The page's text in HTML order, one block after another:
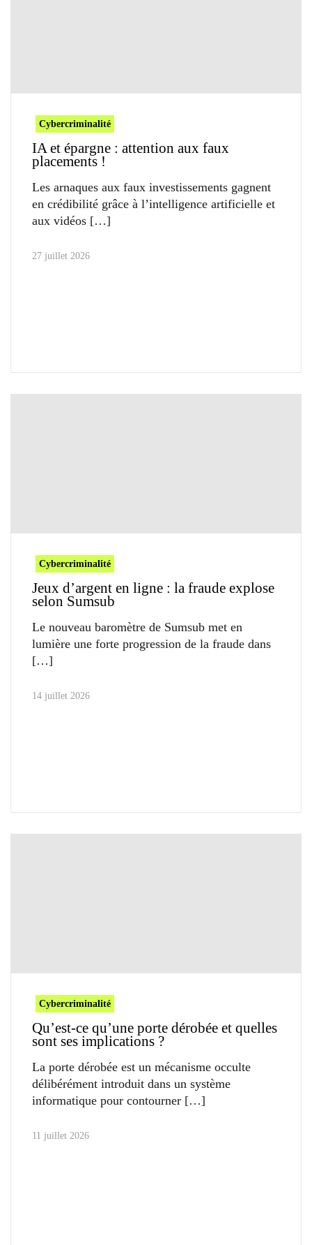
Cybercriminalité
IA et épargne : attention aux faux
placements !
Les arnaques aux faux investissements gagnent
en crédibilité grâce à l’intelligence artificielle et
aux vidéos
27 juillet 2026
Cybercriminalité
Jeux d’argent en ligne : la fraude explose
selon Sumsub
Le nouveau baromètre de Sumsub met en
lumière une forte progression de la fraude dans
14 juillet 2026
Cybercriminalité
Qu’est-ce qu’une porte dérobée et quelles
sont ses implications ?
La porte dérobée est un mécanisme occulte
délibérément introduit dans un système
informatique pour contourner
11 juillet 2026